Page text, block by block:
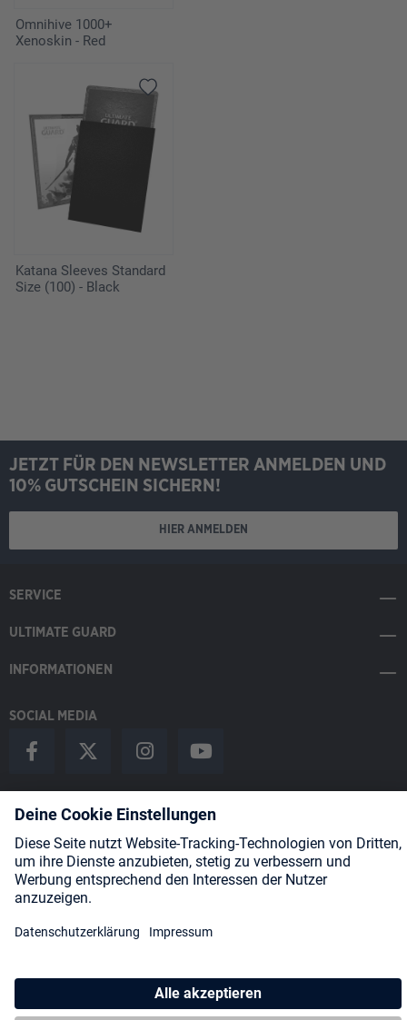
Omnihive 1000+
Xenoskin - Red
Katana Sleeves Standard
Size (100) - Black
JETZT FÜR DEN NEWSLETTER ANMELDEN UND
10% GUTSCHEIN SICHERN!
HIER ANMELDEN
SERVICE
ULTIMATE GUARD
INFORMATIONEN
SOCIAL MEDIA
Payment Methods
Shipping
* Alle Preise inkl. gesetzl. Mehrwertsteuer zzgl.Versandkostenund